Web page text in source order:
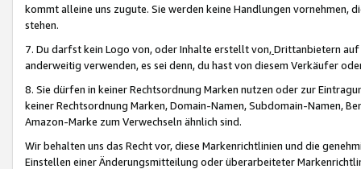
kommt alleine uns zugute. Sie werden keine Handlungen vornehmen,
stehen.
7. Du darfst kein Logo von, oder Inhalte erstellt von,Drittanbietern auf
anderweitig verwenden, es sei denn, du hast von diesem Verkäufer
8. Sie dürfen in keiner Rechtsordnung Marken nutzen oder zur
keiner Rechtsordnung Marken, Domain-Namen, Subdomain-Namen,
Amazon-Marke zum Verwechseln ähnlich sind.
Wir behalten uns das Recht vor, diese Markenrichtlinien und die
Einstellen einer Änderungsmitteilung oder überarbeiteter